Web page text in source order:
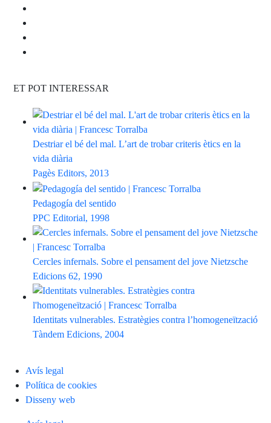
ET POT INTERESSAR
Destriar el bé del mal. L’art de trobar criteris ètics en la
vida diària
Pagès Editors, 2013
Pedagogía del sentido
PPC Editorial, 1998
Cercles infernals. Sobre el pensament del jove Nietzsche
Edicions 62, 1990
Identitats vulnerables. Estratègies contra l’homogeneïtzació
Tàndem Edicions, 2004
Avís legal
Política de cookies
Disseny web